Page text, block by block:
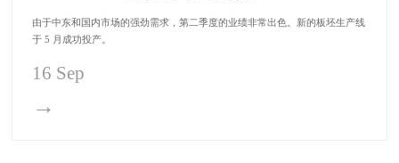
由于中东和国内市场的强劲需求，第二季度的业绩非常出色。新的板坯生产线
于 5 月成功投产。
16 Sep
→